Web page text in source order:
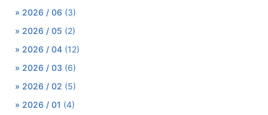
2026 / 06 (3)
2026 / 05 (2)
2026 / 04 (12)
2026 / 03 (6)
2026 / 02 (5)
2026 / 01 (4)